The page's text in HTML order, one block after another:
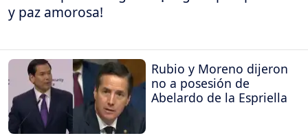
y paz amorosa!
Rubio y Moreno dijeron
no a posesión de
Abelardo de la Espriella